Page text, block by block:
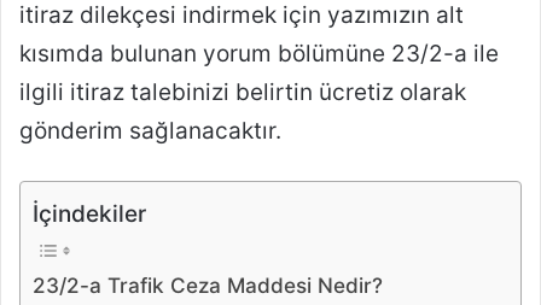
itiraz dilekçesi indirmek için yazımızın alt
kısımda bulunan yorum bölümüne 23/2-a ile
ilgili itiraz talebinizi belirtin ücretiz olarak
gönderim sağlanacaktır.
İçindekiler
23/2-a Trafik Ceza Maddesi Nedir?